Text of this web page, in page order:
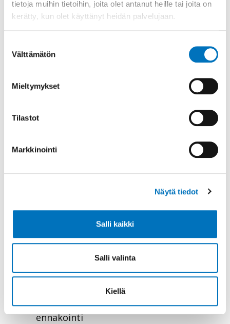
tietoja muihin tietoihin, joita olet antanut heille tai joita on
kerätty, kun olet käyttänyt heidän palvelujaan.
valinta
Välttämätön
Mieltymykset
Tilastot
Markkinointi
Näytä tiedot
Salli kaikki
Salli valinta
Kiellä
Lisätietoa
Johtaja, tiedontuotanto ja
ennakointi
Lisätietoja: dosentti, tutkimusjohtaja Sinikka
Hiekkala,
Päivitetty 26.3.2024
Jaa sosiaalisessa mediassa